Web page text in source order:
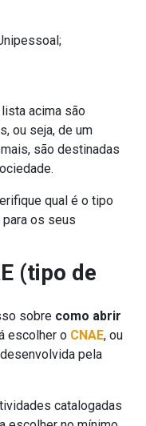
acima são
ou seja, de um
são destinadas
qual é o tipo
os seus
(tipo de
sobre como abrir
escolher o CNAE, ou
pela
catalogadas